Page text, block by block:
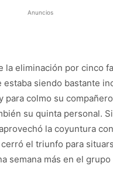
Anuncios
la eliminación por cinco
estaba siendo bastante
para colmo su
su quinta personal.
la coyuntura
el triunfo para
semana más en el